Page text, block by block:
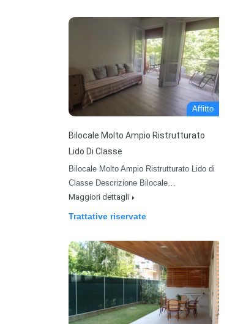
Affitto
Bilocale Molto Ampio Ristrutturato
Lido Di Classe
Bilocale Molto Ampio Ristrutturato Lido di
Classe Descrizione Bilocale…
Maggiori dettagli
Trattative riservate